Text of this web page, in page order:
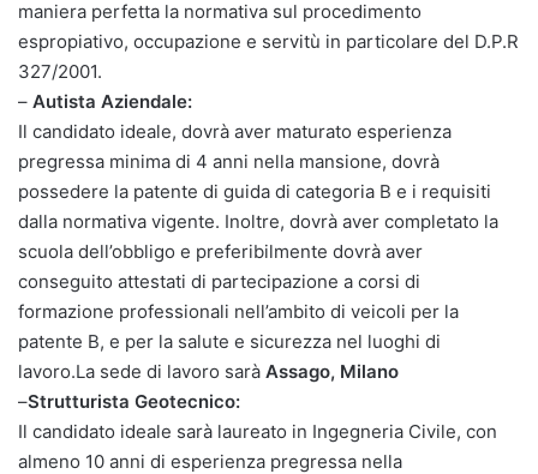
maniera perfetta la normativa sul procedimento
espropiativo, occupazione e servitù in particolare del D.P.R
327/2001.
– Autista Aziendale:
Il candidato ideale, dovrà aver maturato esperienza
pregressa minima di 4 anni nella mansione, dovrà
possedere la patente di guida di categoria B e i requisiti
dalla normativa vigente. Inoltre, dovrà aver completato la
scuola dell’obbligo e preferibilmente dovrà aver
conseguito attestati di partecipazione a corsi di
formazione professionali nell’ambito di veicoli per la
patente B, e per la salute e sicurezza nel luoghi di
lavoro.La sede di lavoro sarà Assago, Milano
–Strutturista Geotecnico:
Il candidato ideale sarà laureato in Ingegneria Civile, con
almeno 10 anni di esperienza pregressa nella